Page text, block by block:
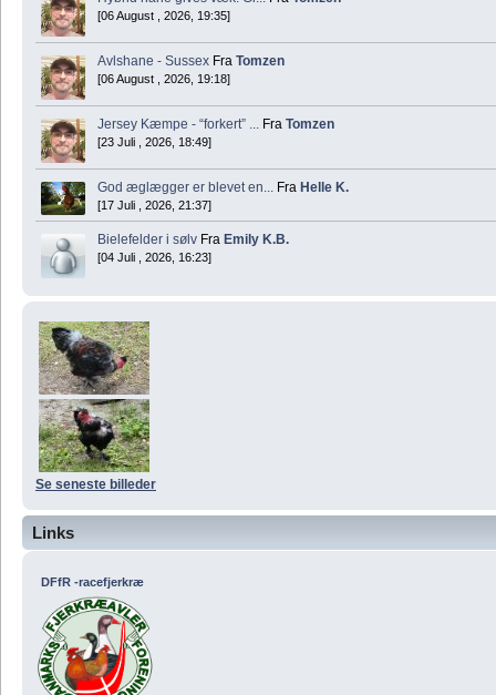
[06 August , 2026, 19:35]
Avlshane - Sussex Fra Tomzen
[06 August , 2026, 19:18]
Jersey Kæmpe - “forkert” ... Fra Tomzen
[23 Juli , 2026, 18:49]
God æglægger er blevet en... Fra Helle K.
[17 Juli , 2026, 21:37]
Bielefelder i sølv Fra Emily K.B.
[04 Juli , 2026, 16:23]
Se seneste billeder
Links
DFfR -racefjerkræ